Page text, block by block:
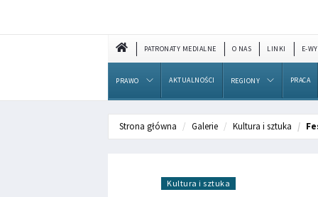
PATRONATY MEDIALNE O NAS LINKI E-
PRAWO AKTUALNOŚCI REGIONY PRACA
Strona główna Galerie Kultura i sztuka
Kultura i sztuka